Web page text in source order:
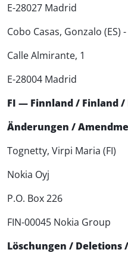
E-28027 Madrid
Cobo Casas, Gonzalo (ES)
Calle Almirante, 1
E-28004 Madrid
FI — Finnland / Finland /
Änderungen /
Tognetty, Virpi Maria (FI)
Nokia Oyj
P.O. Box 226
FIN-00045 Nokia Group
Löschungen / Deletions